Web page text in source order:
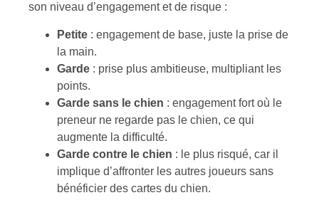
son niveau d’engagement et de risque :
Petite : engagement de base, juste la prise de
la main.
Garde : prise plus ambitieuse, multipliant les
points.
Garde sans le chien : engagement fort où le
preneur ne regarde pas le chien, ce qui
augmente la difficulté.
Garde contre le chien : le plus risqué, car il
implique d’affronter les autres joueurs sans
bénéficier des cartes du chien.